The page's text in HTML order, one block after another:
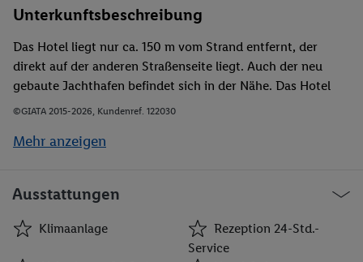
Unterkunftsbeschreibung
Das Hotel liegt nur ca. 150 m vom Strand entfernt, der
direkt auf der anderen Straßenseite liegt. Auch der neu
gebaute Jachthafen befindet sich in der Nähe. Das Hotel
liegt etwa 20 m von der nächsten Haltestelle der
rund 80 m. In etwa 600 m Entfernung gibt es Bars und
viele weitere Geschäfte, Bars und Restaurants sowie den
Hauptstrand.
©GIATA 2015-2026, Kundenref. 122030
Mehr anzeigen
Ausstattungen
Klimaanlage
Rezeption 24-Std.-
Service